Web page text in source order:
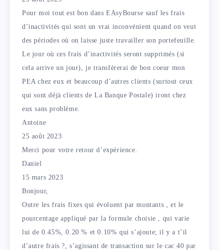
Pour moi tout est bon dans EAsyBourse sauf les frais
d’inactivités qui sont un vrai inconvénient quand on veut
des périodes où on laisse juste travailler son portefeuille.
Le jour où ces frais d’inactivités seront supprimés (si
cela arrive un jour), je transfèrerai de bon coeur mon
PEA chez eux et beaucoup d’autres clients (surtout ceux
qui sont déjà clients de La Banque Postale) iront chez
eux sans problème.
Antoine
25 août 2023
Merci pour votre retour d’expérience.
Daniel
15 mars 2023
Bonjour,
Outre les frais fixes qui évoluent par montants , et le
pourcentage appliqué par la formule choisie , qui varie
lui de 0.45%, 0.20 % et 0.10% qui s’ajoute; il y a t’il
d’autre frais ?, s’agissant de transaction sur le cac 40 par